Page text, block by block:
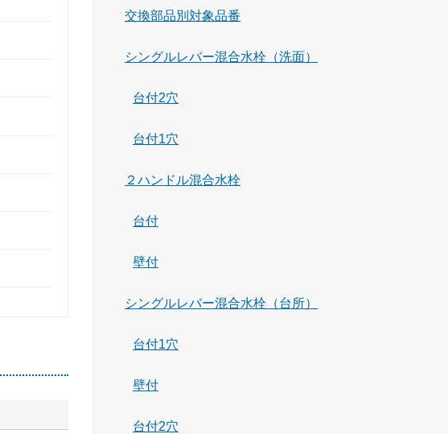
交換部品別対象品番
シングルレバー混合水栓（洗面）
台付2穴
台付1穴
２ハンドル混合水栓
台付
壁付
シングルレバー混合水栓（台所）
台付1穴
壁付
台付2穴